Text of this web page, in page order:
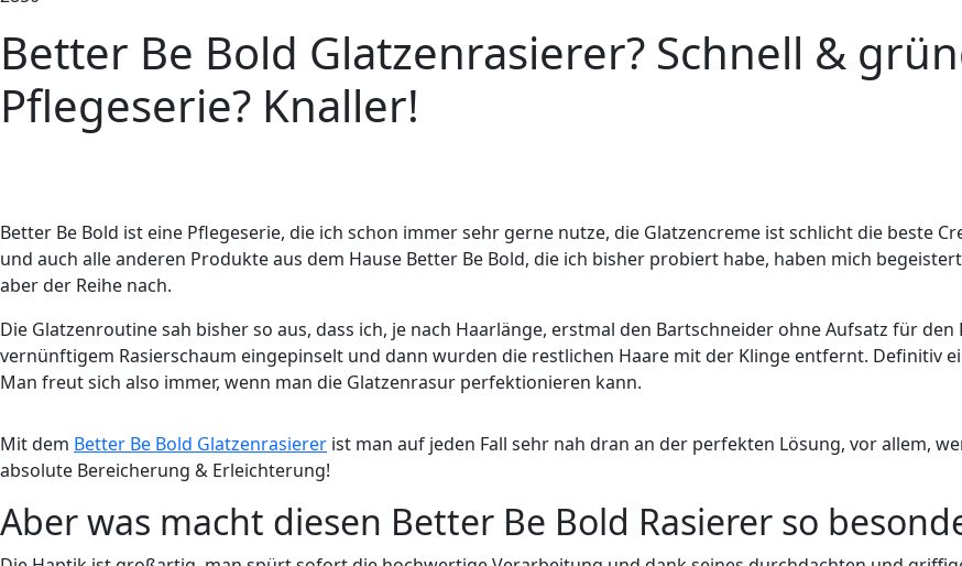
Better Be Bold Glatzenrasierer? Schnell &
Pflegeserie? Knaller!
Better Be Bold ist eine Pflegeserie, die ich schon immer sehr gerne nutze, die Glatzencreme ist schlicht die beste
und auch alle anderen Produkte aus dem Hause Better Be Bold, die ich bisher probiert habe, haben mich
aber der Reihe nach.
Die Glatzenroutine sah bisher so aus, dass ich, je nach Haarlänge, erstmal den Bartschneider ohne Aufsatz für
vernünftigem Rasierschaum eingepinselt und dann wurden die restlichen Haare mit der Klinge entfernt. Definitiv
Man freut sich also immer, wenn man die Glatzenrasur perfektionieren kann.
Mit dem Better Be Bold Glatzenrasierer ist man auf jeden Fall sehr nah dran an der perfekten Lösung, vor allem,
absolute Bereicherung & Erleichterung!
Aber was macht diesen Better Be Bold Rasierer so